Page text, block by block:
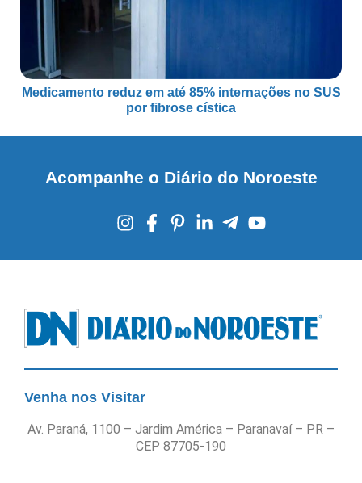
Medicamento reduz em até 85% internações no SUS
por fibrose cística
Acompanhe o Diário do Noroeste
Venha nos Visitar
Av. Paraná, 1100 – Jardim América – Paranavaí – PR –
CEP 87705-190